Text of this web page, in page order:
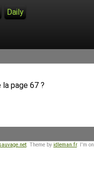
Daily
page 67 ?
. Theme by idleman.fr. I'm on